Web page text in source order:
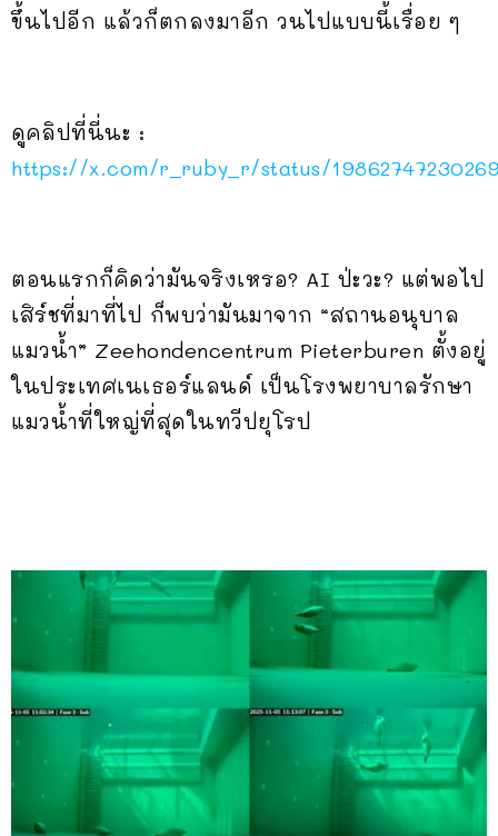
ขึ้นไปอีก แล้วก็ตกลงมาอีก วนไปแบบนี้เรื่อย ๆ
ดูคลิปที่นี่นะ :
https://x.com/r_ruby_r/status/
ตอนแรกก็คิดว่ามันจริงเหรอ? AI ป่ะวะ? แต่พอไป
เสิร์ชที่มาที่ไป ก็พบว่ามันมาจาก “สถานอนุบาล
แมวน้ำ” Zeehondencentrum Pieterburen ตั้งอยู่
ในประเทศเนเธอร์แลนด์ เป็นโรงพยาบาลรักษา
แมวน้ำที่ใหญ่ที่สุดในทวีปยุโรป